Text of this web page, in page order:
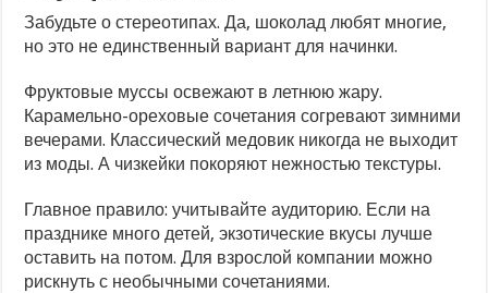
Забудьте о стереотипах. Да, шоколад любят многие,
но это не единственный вариант для начинки.
Фруктовые муссы освежают в летнюю жару.
Карамельно-ореховые сочетания согревают зимними
вечерами. Классический медовик никогда не выходит
из моды. А чизкейки покоряют нежностью текстуры.
Главное правило: учитывайте аудиторию. Если на
празднике много детей, экзотические вкусы лучше
оставить на потом. Для взрослой компании можно
рискнуть с необычными сочетаниями.